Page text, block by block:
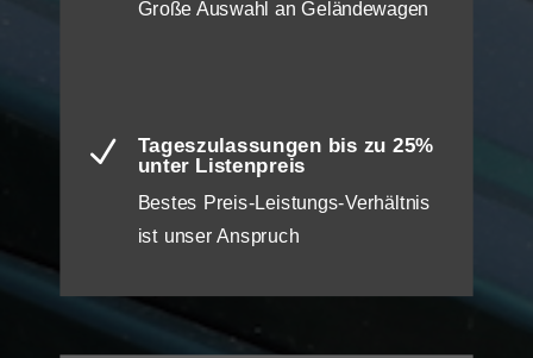
Große Auswahl an Geländewagen
N
Tageszulassungen bis zu 25%
unter Listenpreis
Bestes Preis-Leistungs-Verhältnis
ist unser Anspruch